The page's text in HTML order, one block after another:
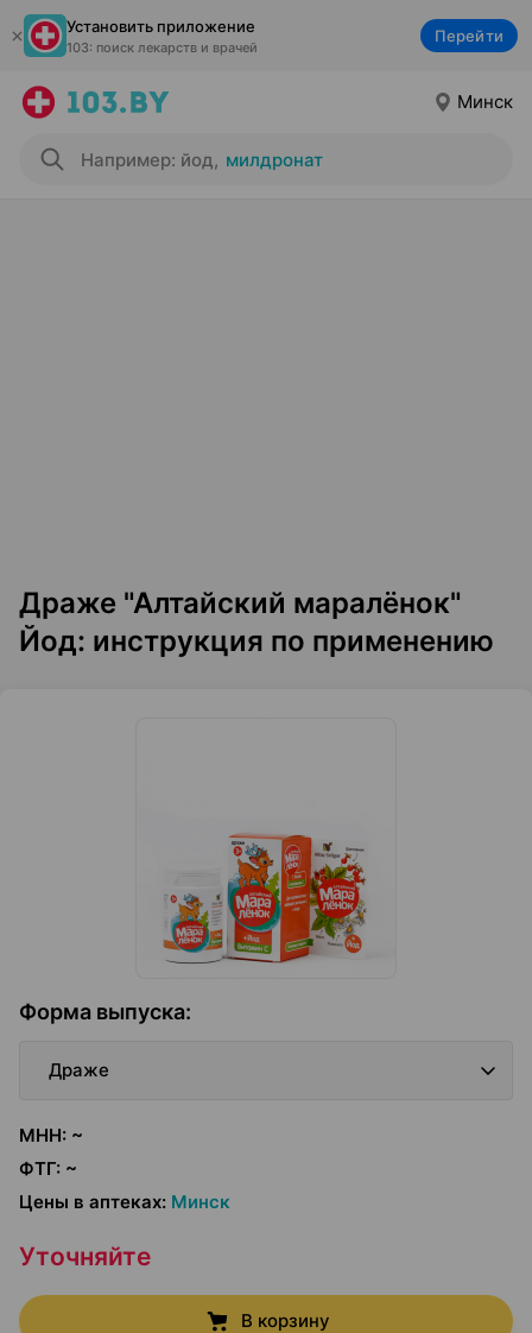
Установить приложение
103: поиск лекарств и врачей
Перейти
Минск
Например: йод, милдронат
Драже "Алтайский маралёнок"
Йод: инструкция по применению
Форма выпуска:
Драже
МНН: ~
ФТГ: ~
Цены в аптеках: Минск
Уточняйте
В корзину